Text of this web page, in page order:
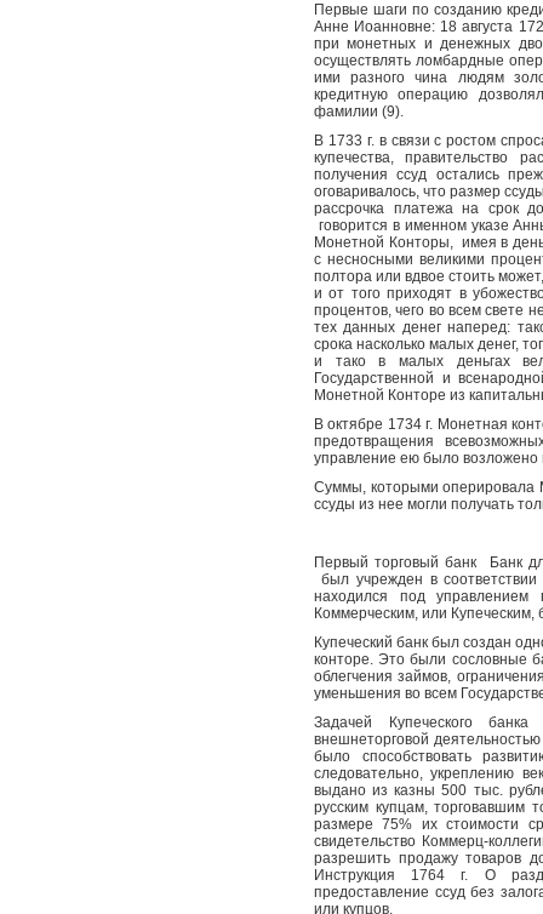
Первые шаги по созданию
Анне Иоанновне: 18 августа
при монетных и денежных
осуществлять ломбардные
ими разного чина людям
кредитную операцию
фамилии (9).
В 1733 г. в связи с ростом
купечества, правительство
получения ссуд остались
оговаривалось, что размер
рассрочка платежа на срок
говорится в именном указе
Монетной Конторы, имея в
с несносными великими
полтора или вдвое стоить
и от того приходят в
процентов, чего во всем свете
тех данных денег наперед:
срока насколько малых денег,
и тако в малых деньгах
Государственной и
Монетной Конторе из
В октябре 1734 г. Монетная
предотвращения
управление ею было возложено
Суммы, которыми оперировала
ссуды из нее могли получать
Первый торговый банк
Банк
был учрежден в
находился под управлением
Коммерческим, или Купеческим,
Купеческий банк был создан
конторе. Это были сословные
облегчения займов,
уменьшения во всем
Задачей Купеческого
внешнеторговой
было способствовать
следовательно, укреплению
выдано из казны 500 тыс.
русским купцам, торговавшим
размере 75% их стоимости
свидетельство Коммерц-
разрешить продажу товаров
Инструкция 1764 г. О
предоставление ссуд без
или купцов.